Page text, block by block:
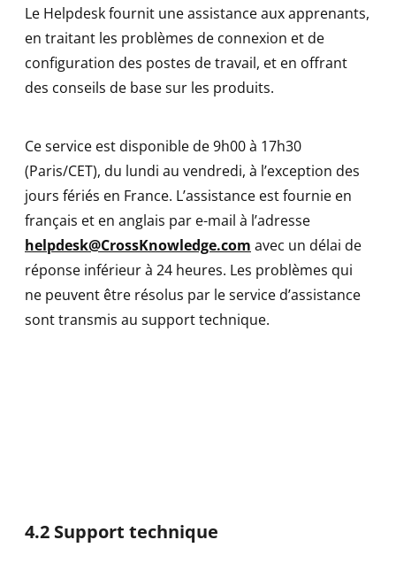
Le Helpdesk fournit une assistance aux apprenants,
en traitant les problèmes de connexion et de
configuration des postes de travail, et en offrant
des conseils de base sur les produits.
Ce service est disponible de 9h00 à 17h30
(Paris/CET), du lundi au vendredi, à l’exception des
jours fériés en France. L’assistance est fournie en
français et en anglais par e-mail à l’adresse
helpdesk@CrossKnowledge.com avec un délai de
réponse inférieur à 24 heures. Les problèmes qui
ne peuvent être résolus par le service d’assistance
sont transmis au support technique.
4.2 Support technique